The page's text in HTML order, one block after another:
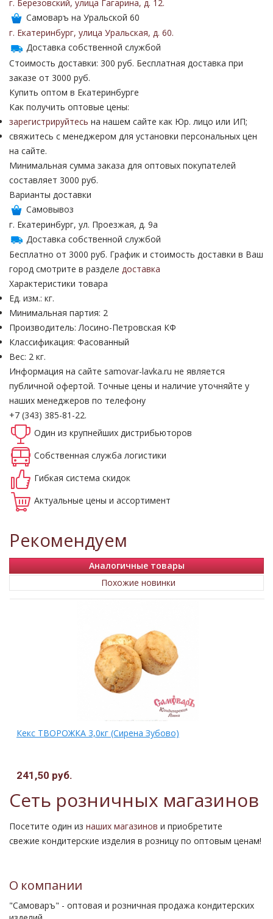
г. Березовский, улица Гагарина, д. 12.
Самоваръ на Уральской 60
г. Екатеринбург, улица Уральская, д. 60.
Доставка собственной службой
Стоимость доставки: 300 руб. Бесплатная доставка при
заказе от 3000 руб.
Купить оптом в Екатеринбурге
Как получить оптовые цены:
зарегистрируйтесь на нашем сайте как Юр. лицо или ИП;
свяжитесь с менеджером для установки персональных цен
на сайте.
Минимальная сумма заказа для оптовых покупателей
составляет 3000 руб.
Варианты доставки
Самовывоз
г. Екатеринбург, ул. Проезжая, д. 9а
Доставка собственной службой
Бесплатно от 3000 руб. График и стоимость доставки в Ваш
город смотрите в разделе доставка
Характеристики товара
Ед. изм.: кг.
Минимальная партия: 2
Производитель: Лосино-Петровская КФ
Классификация: Фасованный
Вес: 2 кг.
Информация на сайте samovar-lavka.ru не является
публичной офертой. Точные цены и наличие уточняйте у
наших менеджеров по телефону
+7 (343) 385-81-22.
Один из крупнейших дистрибьюторов
Собственная служба логистики
Гибкая система скидок
Актуальные цены и ассортимент
Рекомендуем
Аналогичные товары
Похожие новинки
Кекс ТВОРОЖКА 3,0кг (Сирена Зубово)
241,50 руб.
Сеть розничных магазинов
Посетите один из наших магазинов и приобретите
свежие кондитерские изделия в розницу по оптовым ценам!
О компании
"Самоваръ" - оптовая и розничная продажа кондитерских